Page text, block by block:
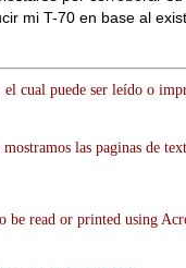
mi T-70 en base al
cual puede ser leído o
las paginas de
read or printed using